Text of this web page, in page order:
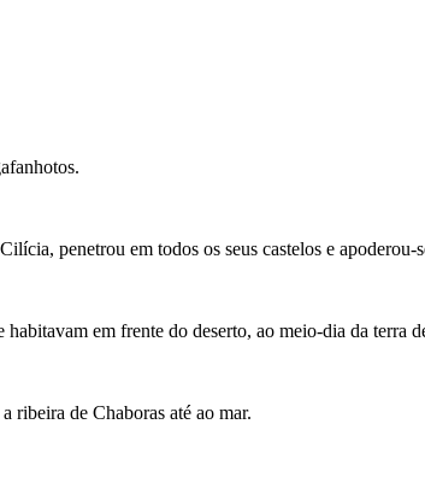
penetrou em todos os seus castelos e apoderou-
em frente do deserto, ao meio-dia da terra
ribeira de Chaboras até ao mar.